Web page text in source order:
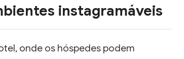
instagramáveis
onde os hóspedes podem